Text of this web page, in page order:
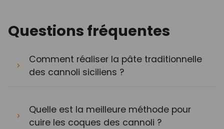
Questions fréquentes
Comment réaliser la pâte traditionnelle
des cannoli siciliens ?
Quelle est la meilleure méthode pour
cuire les coques des cannoli ?